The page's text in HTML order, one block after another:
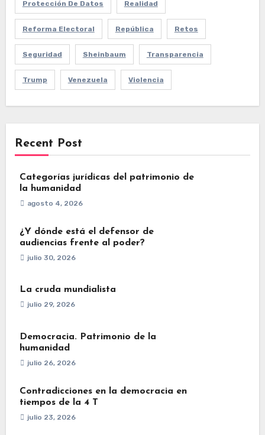
Protección De Datos Realidad
Reforma Electoral República Retos
Seguridad Sheinbaum Transparencia
Trump Venezuela Violencia
Recent Post
Categorías jurídicas del patrimonio de
la humanidad
agosto 4, 2026
¿Y dónde está el defensor de
audiencias frente al poder?
julio 30, 2026
La cruda mundialista
julio 29, 2026
Democracia. Patrimonio de la
humanidad
julio 26, 2026
Contradicciones en la democracia en
tiempos de la 4 T
julio 23, 2026